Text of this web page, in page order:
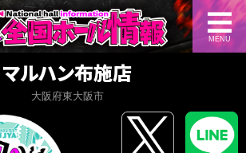
MENU
マルハン布施店
大阪府東大阪市